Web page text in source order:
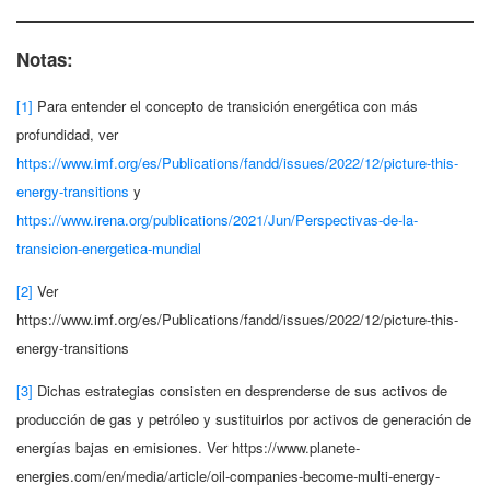
Notas:
[1] Para entender el concepto de transición energética con más
profundidad, ver
https://www.imf.org/es/Publications/fandd/issues/2022/12/picture-this-
energy-transitions y
https://www.irena.org/publications/2021/Jun/Perspectivas-de-la-
transicion-energetica-mundial
[2] Ver
https://www.imf.org/es/Publications/fandd/issues/2022/12/picture-this-
energy-transitions
[3] Dichas estrategias consisten en desprenderse de sus activos de
producción de gas y petróleo y sustituirlos por activos de generación de
energías bajas en emisiones. Ver https://www.planete-
energies.com/en/media/article/oil-companies-become-multi-energy-